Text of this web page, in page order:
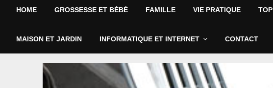
HOME GROSSESSE ET BÉBÉ FAMILLE VIE PRATIQUE TOP
MAISON ET JARDIN INFORMATIQUE ET INTERNET CONTACT